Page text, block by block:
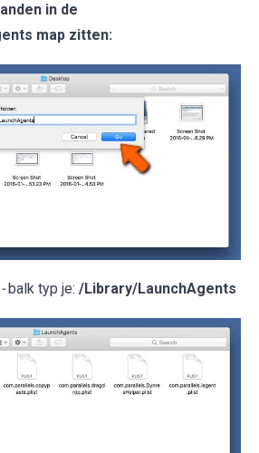
in de
map zitten:
balk typ je: /Library/LaunchAgents